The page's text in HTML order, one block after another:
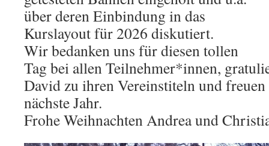
über deren Einbindung in das
Kurslayout für 2026 diskutiert.
Wir bedanken uns für diesen tollen
Tag bei allen Teilnehmer*innen,
David zu ihren Vereinstiteln und freuen
nächste Jahr.
Frohe Weihnachten Andrea und